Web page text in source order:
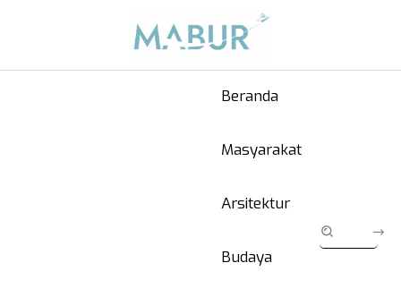
Beranda
Masyarakat
Arsitektur
Budaya